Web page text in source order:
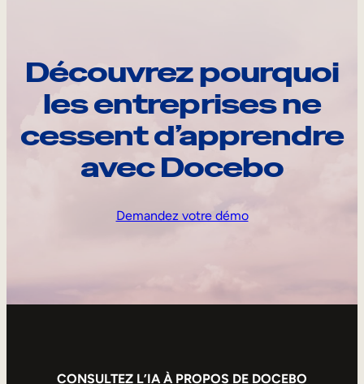
Découvrez pourquoi
les entreprises ne
cessent d’apprendre
avec Docebo
Demandez votre démo
CONSULTEZ L’IA À PROPOS DE DOCEBO